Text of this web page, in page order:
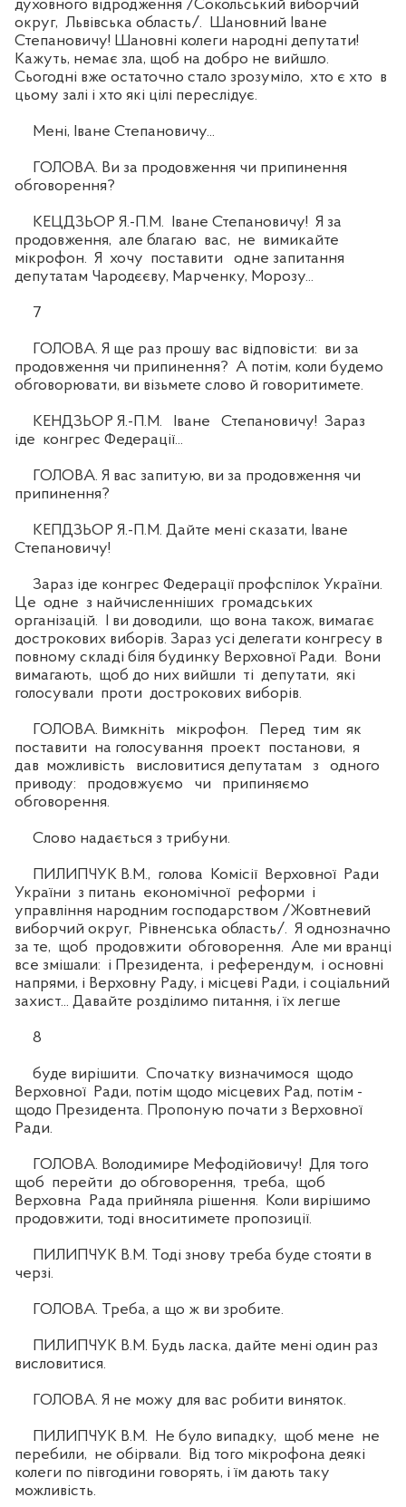
духовного відродження /Сокольський виборчий
округ, Львівська область/. Шановний Іване
Степановичу! Шановні колеги народні депутати!
Кажуть, немає зла, щоб на добро не вийшло.
Сьогодні вже остаточно стало зрозуміло, хто є хто в
цьому залі і хто які цілі переслідує.
Мені, Іване Степановичу...
ГОЛОВА. Ви за продовження чи припинення
обговорення?
КЕЦДЗЬОР Я.-П.М. Іване Степановичу! Я за
продовження, але благаю вас, не вимикайте
мікрофон. Я хочу поставити одне запитання
депутатам Чародєєву, Марченку, Морозу...
7
ГОЛОВА. Я ще раз прошу вас відповісти: ви за
продовження чи припинення? А потім, коли будемо
обговорювати, ви візьмете слово й говоритимете.
КЕНДЗЬОР Я.-П.М. Іване Степановичу! Зараз
іде конгрес Федерації...
ГОЛОВА. Я вас запитую, ви за продовження чи
припинення?
КЕПДЗЬОР Я.-П.М. Дайте мені сказати, Іване
Степановичу!
Зараз іде конгрес Федерації профспілок України.
Це одне з найчисленніших громадських
організацій. І ви доводили, що вона також, вимагає
дострокових виборів. Зараз усі делегати конгресу в
повному складі біля будинку Верховної Ради. Вони
вимагають, щоб до них вийшли ті депутати, які
голосували проти дострокових виборів.
ГОЛОВА. Вимкніть мікрофон. Перед тим як
поставити на голосування проект постанови, я
дав можливість висловитися депутатам з одного
приводу: продовжуємо чи припиняємо
обговорення.
Слово надається з трибуни.
ПИЛИПЧУК В.М., голова Комісії Верховної Ради
України з питань економічної реформи і
управління народним господарством /Жовтневий
виборчий округ, Рівненська область/. Я однозначно
за те, щоб продовжити обговорення. Але ми вранці
все змішали: і Президента, і референдум, і основні
напрями, і Верховну Раду, і місцеві Ради, і соціальний
захист... Давайте розділимо питання, і їх легше
8
буде вирішити. Спочатку визначимося щодо
Верховної Ради, потім щодо місцевих Рад, потім -
щодо Президента. Пропоную почати з Верховної
Ради.
ГОЛОВА. Володимире Мефодійовичу! Для того
щоб перейти до обговорення, треба, щоб
Верховна Рада прийняла рішення. Коли вирішимо
продовжити, тоді вноситимете пропозиції.
ПИЛИПЧУК В.М. Тоді знову треба буде стояти в
черзі.
ГОЛОВА. Треба, а що ж ви зробите.
ПИЛИПЧУК В.М. Будь ласка, дайте мені один раз
висловитися.
ГОЛОВА. Я не можу для вас робити виняток.
ПИЛИПЧУК В.М. Не було випадку, щоб мене не
перебили, не обірвали. Від того мікрофона деякі
колеги по півгодини говорять, і їм дають таку
можливість.